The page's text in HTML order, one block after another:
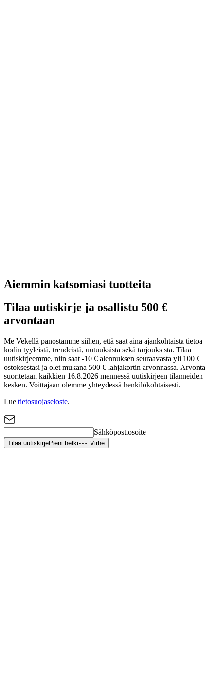
Aiemmin katsomiasi tuotteita
Tilaa uutiskirje ja osallistu 500 €
arvontaan
Me Vekellä panostamme siihen, että saat aina ajankohtaista tietoa
kodin tyyleistä, trendeistä, uutuuksista sekä tarjouksista. Tilaa
uutiskirjeemme, niin saat -10 € alennuksen seuraavasta yli 100 €
ostoksestasi ja olet mukana 500 € lahjakortin arvonnassa. Arvonta
suoritetaan kaikkien 16.8.2026 mennessä uutiskirjeen tilanneiden
kesken. Voittajaan olemme yhteydessä henkilökohtaisesti.
Lue tietosuojaseloste.
Sähköpostiosoite
Tilaa uutiskirjePieni hetki Virhe